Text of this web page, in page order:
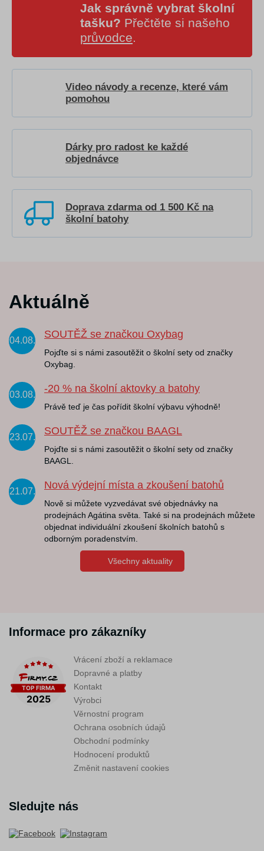
Jak správně vybrat školní
tašku? Přečtěte si našeho
průvodce.
Video návody a recenze, které vám
pomohou
Dárky pro radost ke každé
objednávce
Doprava zdarma od 1 500 Kč na
školní batohy
Aktuálně
04.08.
SOUTĚŽ se značkou Oxybag
Pojďte si s námi zasoutěžit o školní sety od značky
Oxybag.
03.08.
-20 % na školní aktovky a batohy
Právě teď je čas pořídit školní výbavu výhodně!
23.07.
SOUTĚŽ se značkou BAAGL
Pojďte si s námi zasoutěžit o školní sety od značky
BAAGL.
21.07.
Nová výdejní místa a zkoušení batohů
Nově si můžete vyzvedávat své objednávky na
prodejnách Agátina světa. Také si na prodejnách můžete
objednat individuální zkoušení školních batohů s
odborným poradenstvím.
Všechny aktuality
Informace pro zákazníky
Vrácení zboží a reklamace
Dopravné a platby
Kontakt
Výrobci
Věrnostní program
Ochrana osobních údajů
Obchodní podmínky
Hodnocení produktů
Změnit nastavení cookies
Sledujte nás